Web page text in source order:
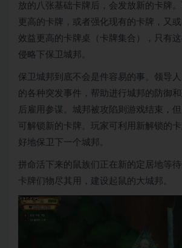
放的八张基础卡牌后，会发放新的卡牌
更高的卡牌，或者强化现有的卡牌，又
效益更高的卡牌桌（卡牌集合），只有
侵略下保卫城邦。
保卫城邦到底不会是件容易的事。领导
的各种突发事件，帮助进行城邦的防御
后雇用参谋。城邦被攻陷则游戏结束，
可解锁新的卡牌。玩家可利用新解锁的
好地保卫下一个城邦。
拼命活下来的鼠族们正在新的定居地等
卡牌们物尽其用，建设起鼠的大城邦。